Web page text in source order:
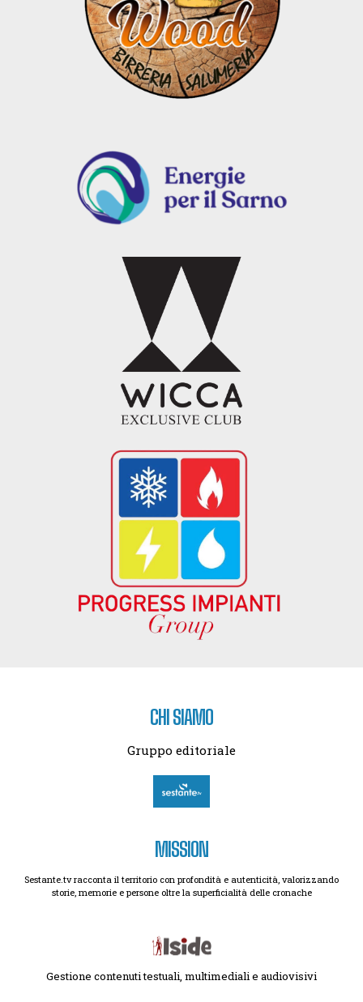
CHI SIAMO
Gruppo editoriale
MISSION
Sestante.tv racconta il territorio con profondità e autenticità, valorizzando
storie, memorie e persone oltre la superficialità delle cronache
Gestione contenuti testuali, multimediali e audiovisivi